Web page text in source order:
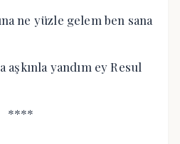
ne yüzle gelem ben sana
aşkınla yandım ey Resul
****